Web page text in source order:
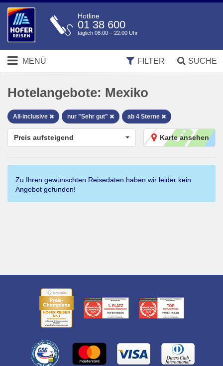
Hotline
01 38 600
täglich 08:00 – 22:00 Uhr
MENÜ SUCHE
FILTER
Hotelangebote: Mexiko
All-inclusive nur "Sehr gut" ab 4 Sterne
Karte ansehen
Preis aufsteigend
Zu Ihren gewünschten Reisedaten haben wir leider kein
Angebot gefunden!